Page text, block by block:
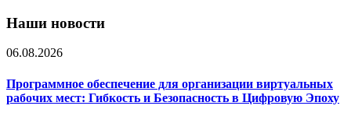
Наши новости
06.08.2026
Программное обеспечение для организации виртуальных
рабочих мест: Гибкость и Безопасность в Цифровую Эпоху